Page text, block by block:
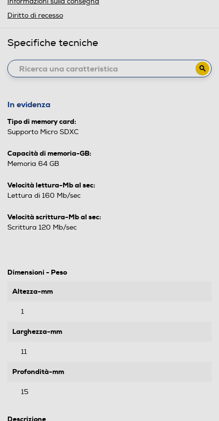
Diritto di recesso
Specifiche tecniche
In evidenza
Tipo di memory card:
Supporto Micro SDXC
Capacità di memoria-GB:
Memoria 64 GB
Velocità lettura-Mb al sec:
Lettura di 160 Mb/sec
Velocità scrittura-Mb al sec:
Scrittura 120 Mb/sec
Dimensioni - Peso
Altezza-mm
1
Larghezza-mm
11
Profondità-mm
15